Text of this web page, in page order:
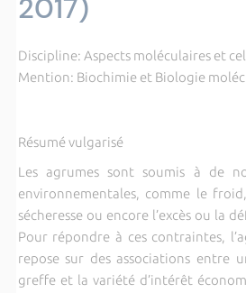
2017)
Discipline: Aspects moléculaires et
Mention: Biochimie et Biologie
Résumé vulgarisé
Les agrumes sont soumis à de
environnementales, comme le
sécheresse ou encore l’excès ou la
Pour répondre à ces contraintes,
repose sur des associations entre
greffe et la variété d’intérêt